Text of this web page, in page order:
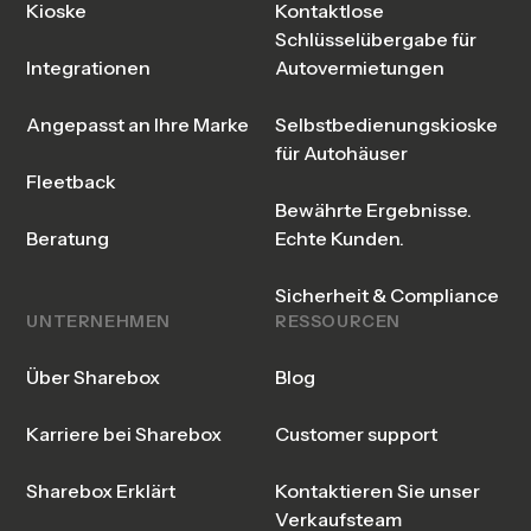
Kioske
Integrationen
Angepasst an Ihre Marke
Fleetback
Beratung
Kontaktlose
Schlüsselübergabe für
Autovermietungen
Selbstbedienungskioske
für Autohäuser
Bewährte Ergebnisse.
Echte Kunden.
Sicherheit & Compliance
UNTERNEHMEN
Über Sharebox
Karriere bei Sharebox
Sharebox Erklärt
RESSOURCEN
Blog
Customer support
Kontaktieren Sie unser
Verkaufsteam